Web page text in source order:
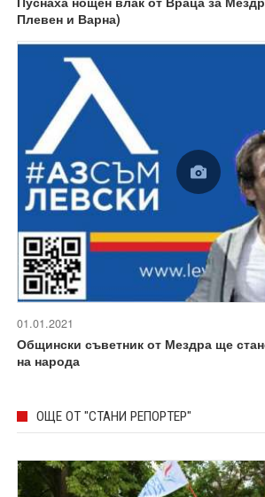
Плевен и Варна)
01.01.2021
Общински съветник от Мездра ще
на народа
ОЩЕ ОТ "СТАНИ РЕПОРТЕР"